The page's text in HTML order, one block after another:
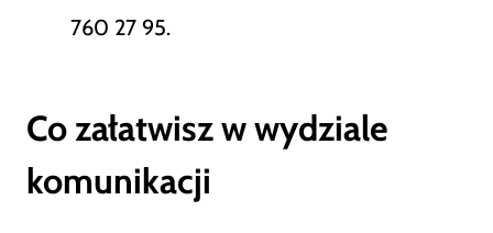
760 27 95.
Co załatwisz w wydziale
komunikacji